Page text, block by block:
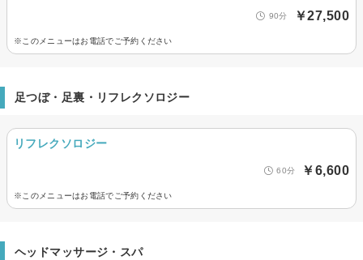
90分 ￥27,500
※このメニューはお電話でご予約ください
足つぼ・足裏・リフレクソロジー
リフレクソロジー
60分 ￥6,600
※このメニューはお電話でご予約ください
ヘッドマッサージ・スパ